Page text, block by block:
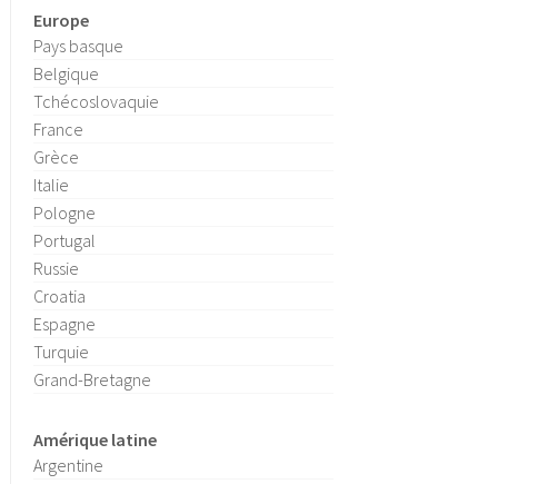
Europe
Pays basque
Belgique
Tchécoslovaquie
France
Grèce
Italie
Pologne
Portugal
Russie
Croatia
Espagne
Turquie
Grand-Bretagne
Amérique latine
Argentine